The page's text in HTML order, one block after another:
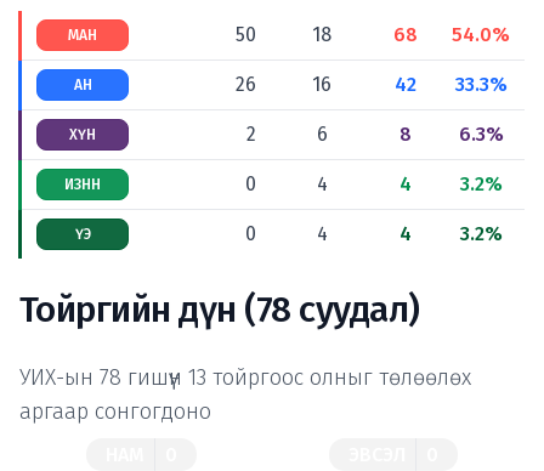
МАН 50 18 68 54.0%
АН 26 16 42 33.3%
ХҮН 2 6 8 6.3%
ИЗНН 0 4 4 3.2%
ҮЭ 0 4 4 3.2%
Тойргийн дүн (78 суудал)
УИХ-ын 78 гишүүн 13 тойргоос олныг төлөөлөх
аргаар сонгогдоно